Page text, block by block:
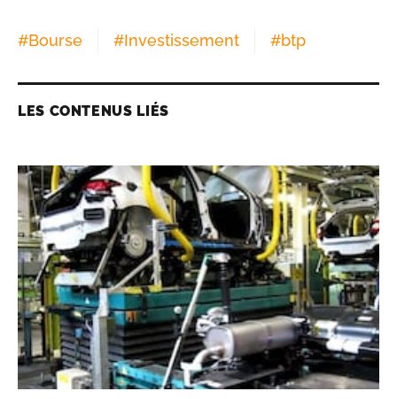
#Bourse #Investissement #btp
LES CONTENUS LIÉS